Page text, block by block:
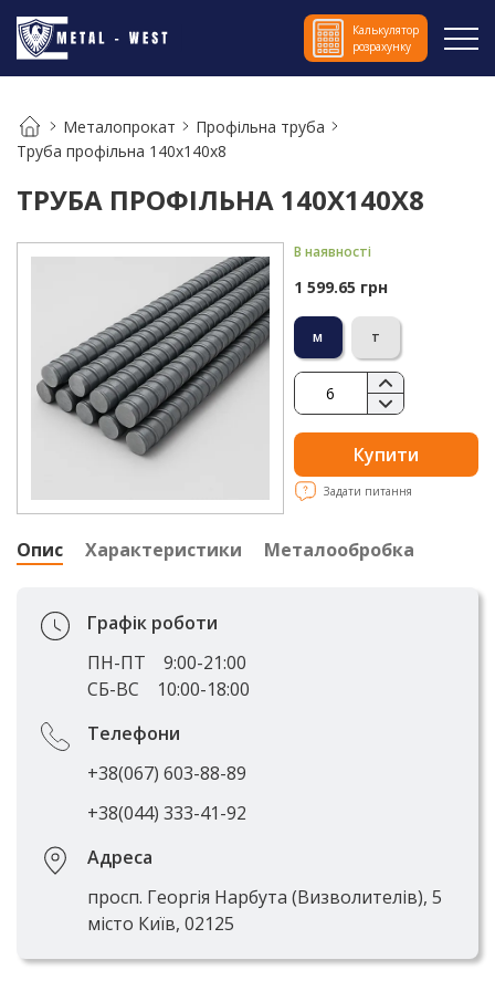
Калькулятор
розрахунку
Металопрокат
Профільна труба
Труба профільна 140х140х8
ТРУБА ПРОФІЛЬНА 140Х140Х8
В наявності
1 599.65 грн
м т
Купити
Задати питання
Опис Характеристики Металообробка
Графік роботи
ПН-ПТ
9:00-21:00
СБ-ВС
10:00-18:00
Телефони
+38(067) 603-88-89
+38(044) 333-41-92
Адреса
просп. Георгія Нарбута (Визволителів), 5
місто Київ, 02125